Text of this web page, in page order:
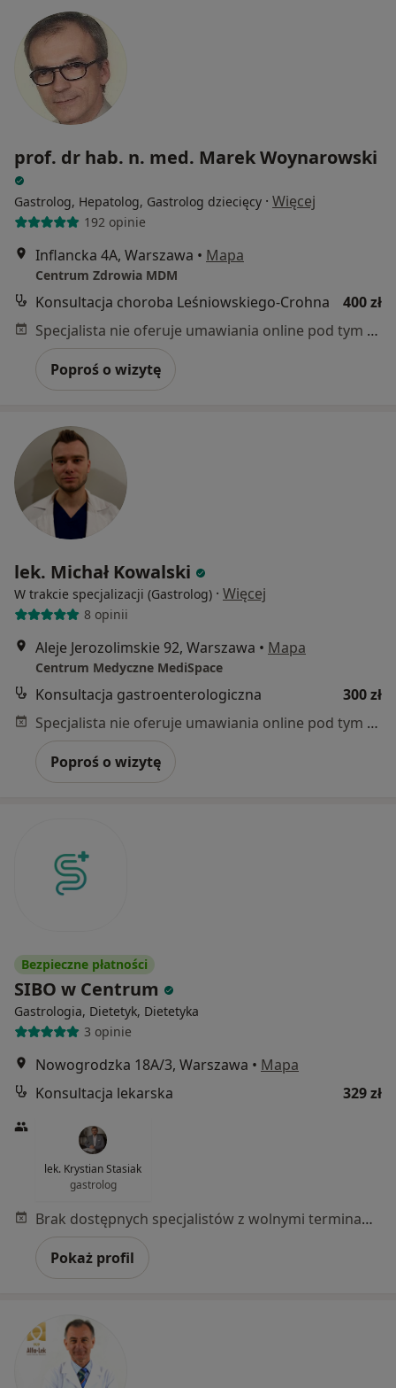
prof. dr hab. n. med. Marek Woynarowski
Gastrolog, Hepatolog, Gastrolog dziecięcy · Więcej
192 opinie
Inflancka 4A, Warszawa • Mapa
Centrum Zdrowia MDM
Konsultacja choroba Leśniowskiego-Crohna
400 zł
Specjalista nie oferuje umawiania online pod tym adresem.
Poproś o wizytę
lek. Michał Kowalski
W trakcie specjalizacji (Gastrolog) · Więcej
8 opinii
Aleje Jerozolimskie 92, Warszawa • Mapa
Centrum Medyczne MediSpace
Konsultacja gastroenterologiczna
300 zł
Specjalista nie oferuje umawiania online pod tym adresem.
Poproś o wizytę
Bezpieczne płatności
SIBO w Centrum
Gastrologia, Dietetyk, Dietetyka
3 opinie
Nowogrodzka 18A/3, Warszawa • Mapa
Konsultacja lekarska
329 zł
lek. Krystian Stasiak
gastrolog
Brak dostępnych specjalistów z wolnymi terminami w tym centrum medycznym.
Pokaż profil